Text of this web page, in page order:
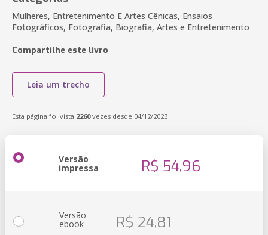
Mulheres, Entretenimento E Artes Cênicas, Ensaios
Fotográficos, Fotografia, Biografia, Artes e Entretenimento
Compartilhe este livro
Leia um trecho
Esta página foi vista 2260vezes desde 04/12/2023
Versão
impressa R$ 54,96
Versão
ebook R$ 24,81